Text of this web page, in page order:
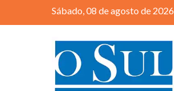
Sábado, 08 de agosto de 2026